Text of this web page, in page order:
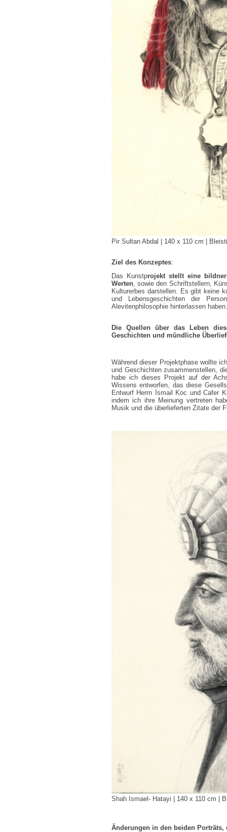
Pir Sultan Abdal | 140 x 110 cm |
Ziel des Konzeptes:
Das Kunstprojekt stellt eine
Werten, sowie den Schriftstellern,
Kulturerbes darstellen. Es gibt keine
und Lebensgeschichten der
Alevitenphilosophie hinterlassen haben.
Die Quellen über das Leben
Geschichten und mündliche
Während dieser Projektphase wollte
und Geschichten zusammenstellen,
habe ich dieses Projekt auf der
Wissens entworfen, das diese
Entwurf Herrn İsmail Koc und Cafer
indem ich ihre Meinung vertreten
Musik und die überlieferten Zitate der
Shah Ismael- Hatayi | 140 x 110 cm |
Änderungen in den beiden Porträts,